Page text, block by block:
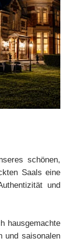
schönen,
Saals eine
und
hausgemachte
und saisonalen